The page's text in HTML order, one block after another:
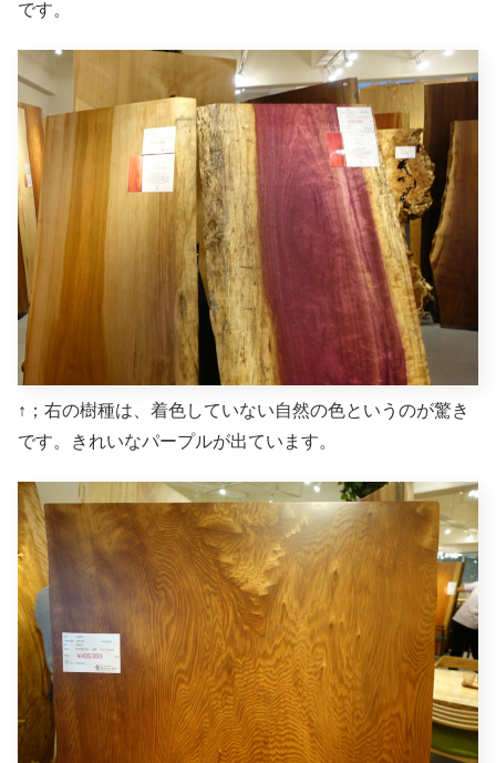
です。
↑；右の樹種は、着色していない自然の色というのが驚き
です。きれいなパープルが出ています。